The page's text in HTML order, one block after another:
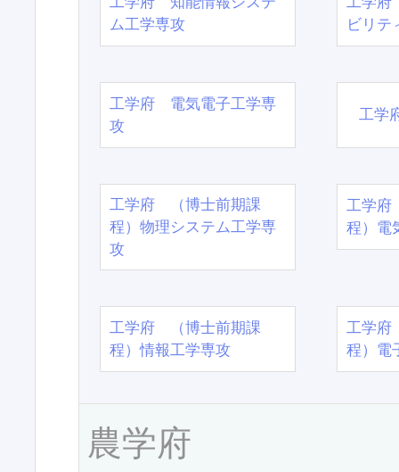
ム工学専攻
ビリテ
工学府 電気電子工学専
攻
工学
工学府 （博士前期課
程）物理システム工学専
攻
工学
程）電
工学府 （博士前期課
程）情報工学専攻
工学
程）電
農学府